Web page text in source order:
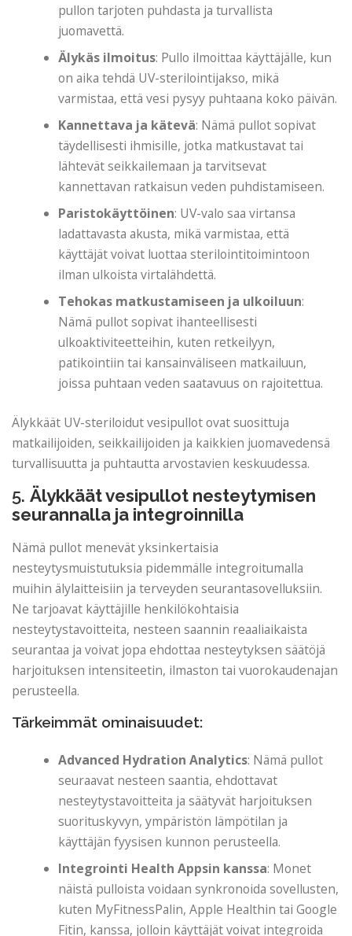
pullon tarjoten puhdasta ja turvallista
juomavettä.
Älykäs ilmoitus: Pullo ilmoittaa käyttäjälle, kun
on aika tehdä UV-sterilointijakso, mikä
varmistaa, että vesi pysyy puhtaana koko päivän.
Kannettava ja kätevä: Nämä pullot sopivat
täydellisesti ihmisille, jotka matkustavat tai
lähtevät seikkailemaan ja tarvitsevat
kannettavan ratkaisun veden puhdistamiseen.
Paristokäyttöinen: UV-valo saa virtansa
ladattavasta akusta, mikä varmistaa, että
käyttäjät voivat luottaa sterilointitoimintoon
ilman ulkoista virtalähdettä.
Tehokas matkustamiseen ja ulkoiluun:
Nämä pullot sopivat ihanteellisesti
ulkoaktiviteetteihin, kuten retkeilyyn,
patikointiin tai kansainväliseen matkailuun,
joissa puhtaan veden saatavuus on rajoitettua.
Älykkäät UV-steriloidut vesipullot ovat suosittuja
matkailijoiden, seikkailijoiden ja kaikkien juomavedensä
turvallisuutta ja puhtautta arvostavien keskuudessa.
5. Älykkäät vesipullot nesteytymisen
seurannalla ja integroinnilla
Nämä pullot menevät yksinkertaisia ​​
nesteytysmuistutuksia pidemmälle integroitumalla
muihin älylaitteisiin ja terveyden seurantasovelluksiin.
Ne tarjoavat käyttäjille henkilökohtaisia ​​
nesteytystavoitteita, nesteen saannin reaaliaikaista
seurantaa ja voivat jopa ehdottaa nesteytyksen säätöjä
harjoituksen intensiteetin, ilmaston tai vuorokaudenajan
perusteella.
Tärkeimmät ominaisuudet:
Advanced Hydration Analytics: Nämä pullot
seuraavat nesteen saantia, ehdottavat
nesteytystavoitteita ja säätyvät harjoituksen
suorituskyvyn, ympäristön lämpötilan ja
käyttäjän fyysisen kunnon perusteella.
Integrointi Health Appsin kanssa: Monet
näistä pulloista voidaan synkronoida sovellusten,
kuten MyFitnessPalin, Apple Healthin tai Google
Fitin, kanssa, jolloin käyttäjät voivat integroida